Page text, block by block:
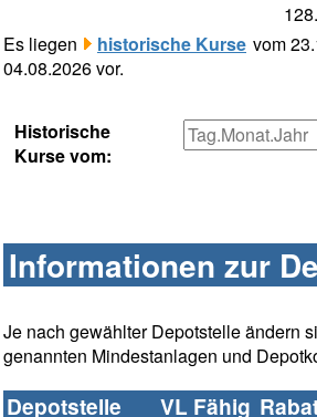
Es liegen
historische Kurse vom
04.08.2026 vor.
Historische
Kurse vom:
Informationen zur
Je nach gewählter Depotstelle ändern
genannten Mindestanlagen und
Depotstelle VL Fähig